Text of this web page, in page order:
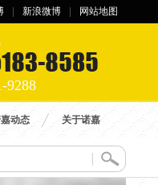
新浪微博 网站地图
9288
动态 关于诺嘉